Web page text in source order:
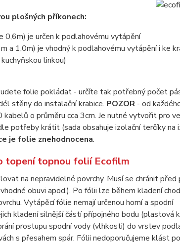
plošných příkonech:
0,6m) je určen k podlahovému vytápění
a 1,0m) je vhodný k podlahovému vytápění i ke
linkou)
folie pokládat - určíte tak potřebný počet
stěny do instalační krabice. POZOR- od
kabelů o průměru cca 3cm. Je nutné vytvořit pro
potřeby krátit (sada obsahuje izolační terčíky
je folie znehodnocena.
topení topnou folií Ecofilm
na nepravidelné povrchy. Musí se chránit
obuvi apod.). Po fólii lze během kladení
Vytápěcí fólie nemají určenou horní a spodní
kladení silnější částí přípojného bodu
prostupu spodní vody (vlhkosti) do vrstev
s přesahem spár. Fólii nedoporučujeme klást